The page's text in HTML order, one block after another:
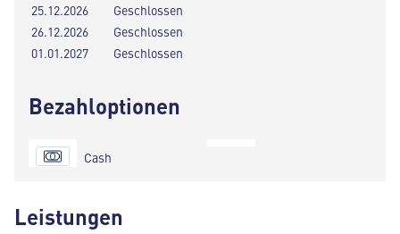
25.12.2026
Geschlossen
26.12.2026
Geschlossen
01.01.2027
Geschlossen
Bezahloptionen
Cash
Leistungen